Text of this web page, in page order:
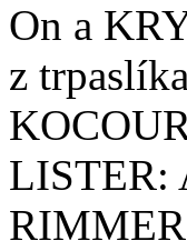
On a
z
LISTER: